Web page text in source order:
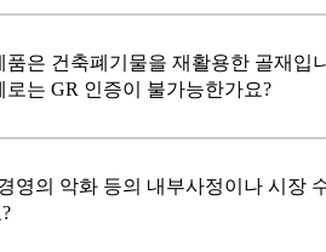
품은 건축폐기물을 재활용한 골재입
는 GR 인증이 불가능한가요?
영의 악화 등의 내부사정이나 시장